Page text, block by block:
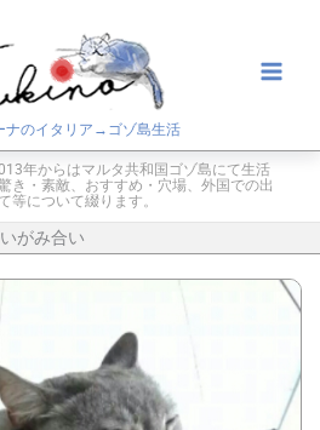
ナのイタリア→ゴゾ島生活
年からはマルタ共和国ゴゾ島にて生活
き・素敵、おすすめ・穴場、外国での出
等について綴ります。
がみ合い